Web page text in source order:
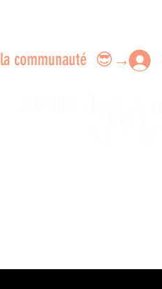
vibrez aux concerts et
la communauté 😎→